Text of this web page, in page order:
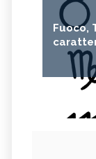
Fuoco,